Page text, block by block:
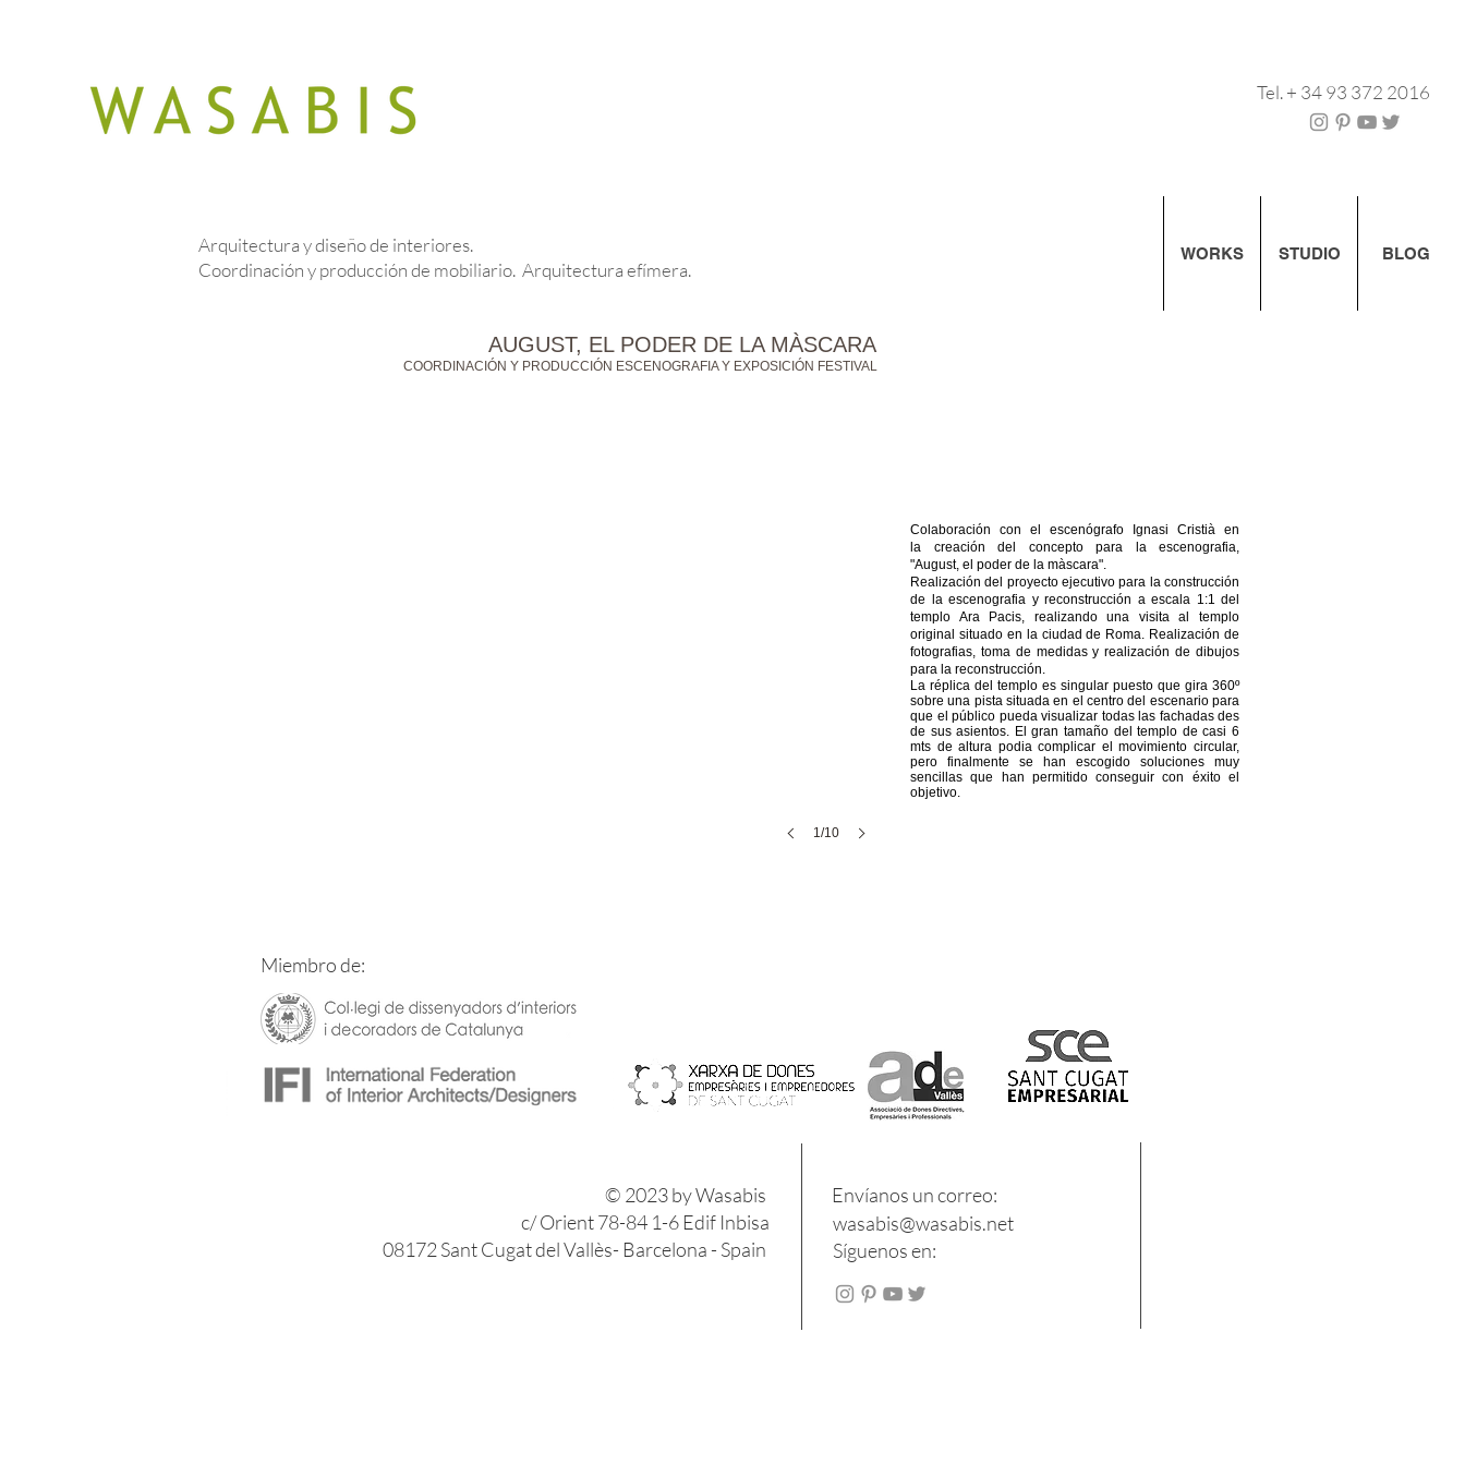
Tel. + 34 93 372 2016
Arquitectura y diseño de interiores.
Coordinación y producción de mobiliario. Arquitectura efímera.
AUGUST, EL PODER DE LA MÀSCARA
COORDINACIÓN Y PRODUCCIÓN ESCENOGRAFIA Y EXPOSICIÓN FESTIVAL
1/10
​Colaboración con el escenógrafo Ignasi Cristià en
la creación del concepto para la escenografia,
"August, el poder de la màscara".
Realización del proyecto ejecutivo para la construcción
de la escenografia y reconstrucción a escala 1:1 del
templo Ara Pacis, realizando una visita al templo
original situado en la ciudad de Roma. Realización de
fotografias, toma de medidas y realización de dibujos
para la reconstrucción.
La réplica del templo es singular puesto que gira 360º
sobre una pista situada en el centro del escenario para
que el público pueda visualizar todas las fachadas des
de sus asientos. El gran tamaño del templo de casi 6
mts de altura podia complicar el movimiento circular,
pero finalmente se han escogido soluciones muy
sencillas que han permitido conseguir con éxito el
objetivo.
WORKS STUDIO BLOG
Miembro de:
​​© 2023 by Wasabis
c/ Orient 78-84 1-6 Edif Inbisa
08172 Sant Cugat del Vallès- Barcelona - Spain
Envíanos un correo:
wasabis@wasabis.net
Síguenos en: